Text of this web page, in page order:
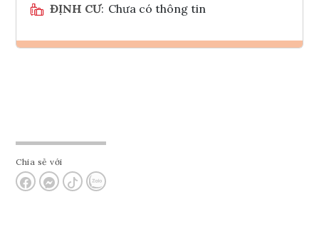
ĐỊNH CƯ: Chưa có thông tin
Chia sẻ với